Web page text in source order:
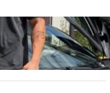
VIP Kosova, Eduart
publikon
luksoze